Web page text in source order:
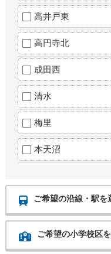
高井戸東
高円寺北
成田西
清水
梅里
本天沼
ご希望の沿線・駅を
ご希望の小学校区